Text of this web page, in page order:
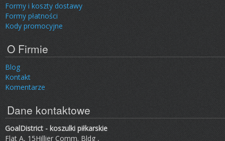
Formy i koszty dostawy
Formy płatności
Kody promocyjne
O Firmie
Blog
Kontakt
Komentarze
Dane kontaktowe
GoalDistrict - koszulki piłkarskie
Flat A, 15Hillier Comm. Bldg ,